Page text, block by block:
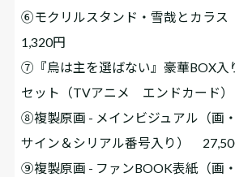
⑥モクリルスタンド・雪哉とカラ
1,320円
⑦『烏は主を選ばない』豪華BOX入
セット（TVアニメ エンドカード
⑧複製原画 - メインビジュアル（画
サイン＆シリアル番号入り）
⑨複製原画 - ファンBOOK表紙（画